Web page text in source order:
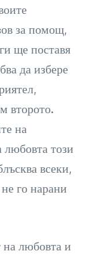
за помощ,
ще поставя
да избере
второто.
на
любовта този
всеки,
го нарани
любовта и